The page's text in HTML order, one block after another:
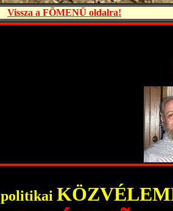
Vissza a FÕMENÜ oldalra!
politikai